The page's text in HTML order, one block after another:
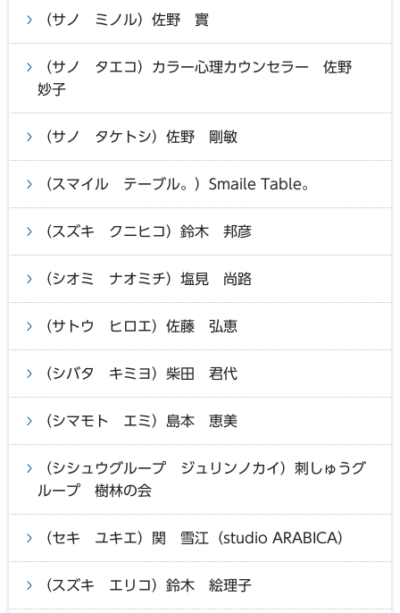
（サノ ミノル）佐野 實
（サノ タエコ）カラー心理カウンセラー 佐野
妙子
（サノ タケトシ）佐野 剛敏
（スマイル テーブル。）Smaile Table。
（スズキ クニヒコ）鈴木 邦彦
（シオミ ナオミチ）塩見 尚路
（サトウ ヒロエ）佐藤 弘恵
（シバタ キミヨ）柴田 君代
（シマモト エミ）島本 恵美
（シシュウグループ ジュリンノカイ）刺しゅうグ
ループ 樹林の会
（セキ ユキエ）関 雪江（studio ARABICA）
（スズキ エリコ）鈴木 絵理子